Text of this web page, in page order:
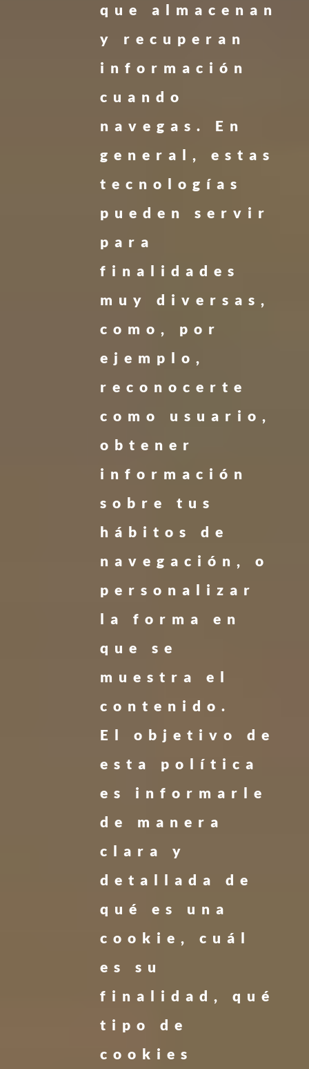
que almacenan
y recuperan
información
cuando
navegas. En
general, estas
tecnologías
pueden servir
para
finalidades
muy diversas,
como, por
ejemplo,
reconocerte
como usuario,
obtener
información
sobre tus
hábitos de
navegación, o
personalizar
la forma en
que se
muestra el
contenido.
El objetivo de
esta política
es informarle
de manera
clara y
detallada de
qué es una
cookie, cuál
es su
finalidad, qué
tipo de
cookies